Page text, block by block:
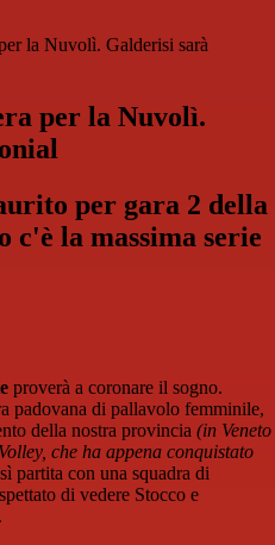
la Nuvolì. Galderisi sarà
per la Nuvolì.
per gara 2 della
la massima serie
proverà a coronare il sogno.
padovana di pallavolo femminile,
della nostra provincia (in Veneto
che ha appena conquistato
partita con una squadra di
di vedere Stocco e